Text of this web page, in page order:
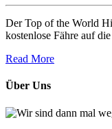
Der Top of the World
kostenlose Fähre auf
Read More
Über Uns